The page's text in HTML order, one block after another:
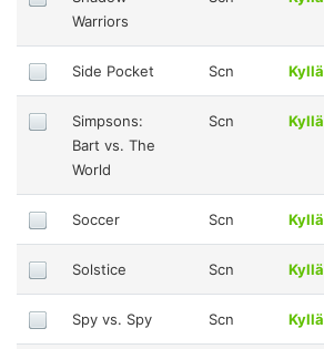
Warriors
Side Pocket Scn Kyllä
Simpsons:
Bart vs. The
World
Scn Kyllä
Soccer Scn Kyllä
Solstice Scn Kyllä
Spy vs. Spy Scn Kyllä